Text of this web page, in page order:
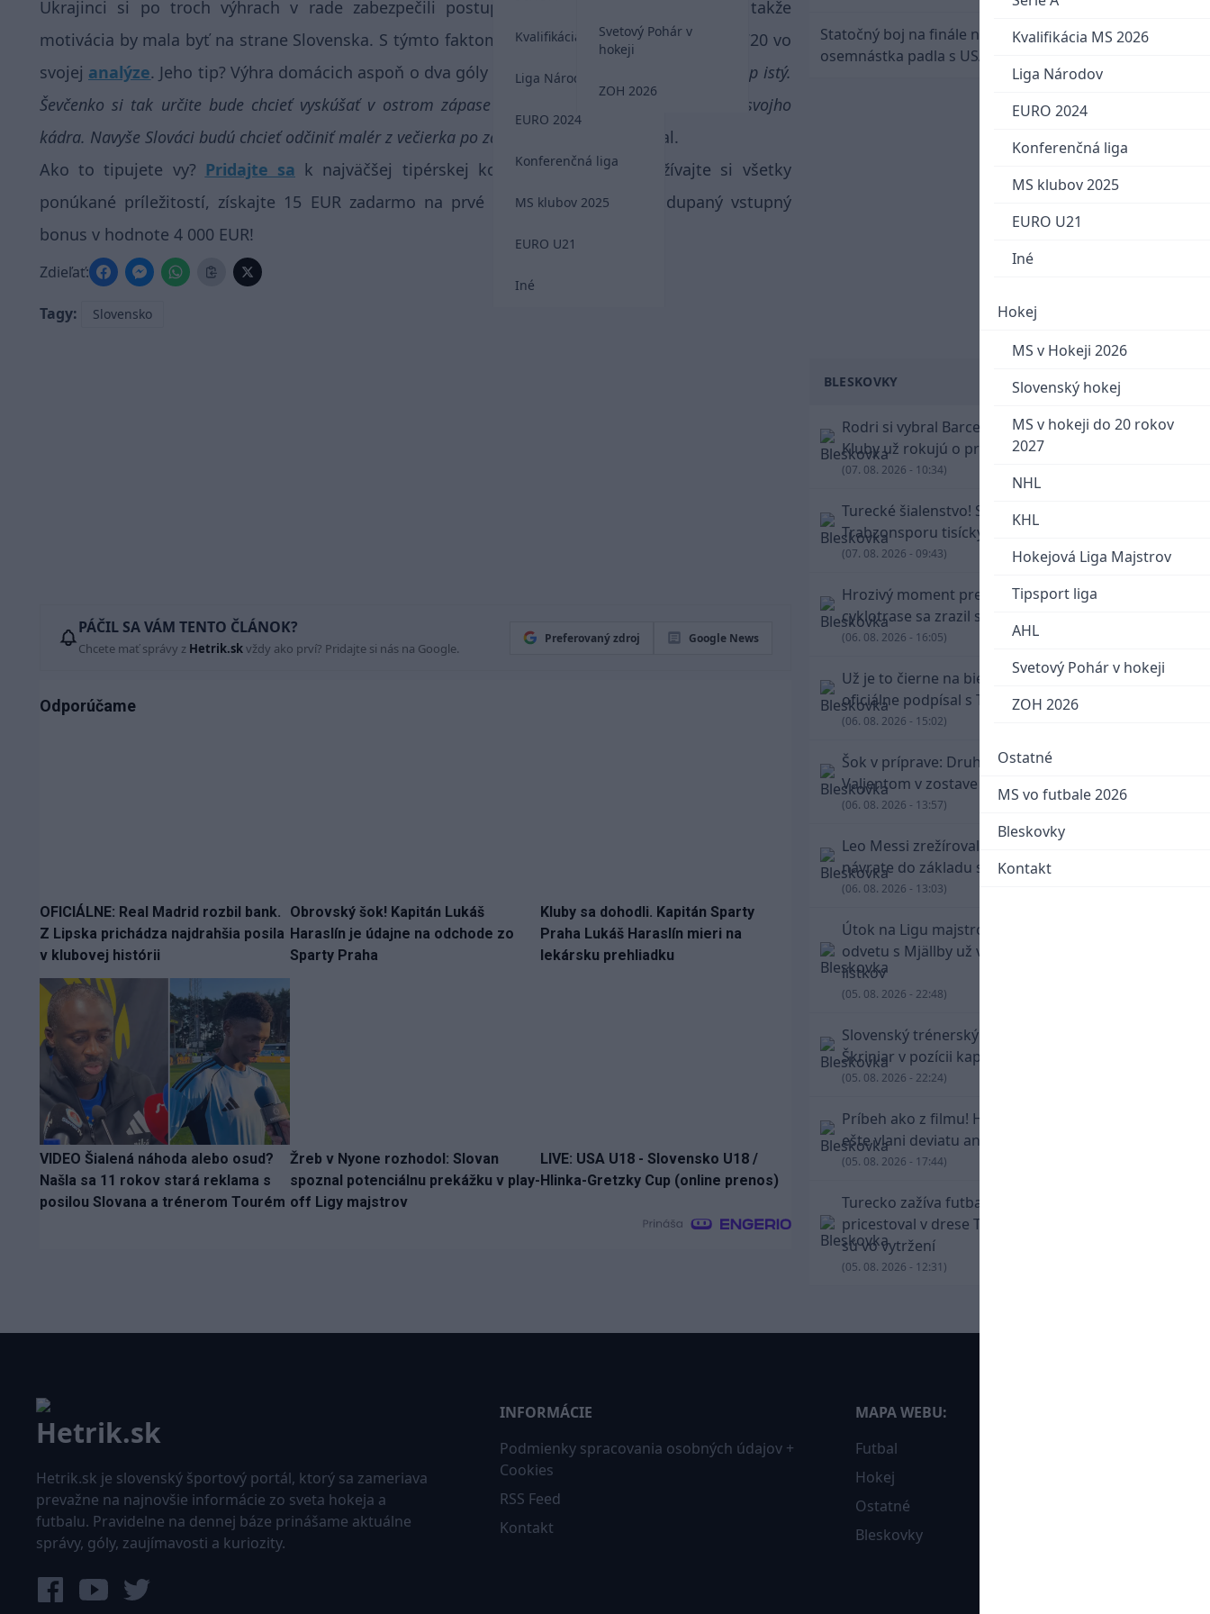
Kvalifikácia MS 2026
Liga Národov
EURO 2024
Konferenčná liga
MS klubov 2025
EURO U21
Iné
Svetový Pohár v
hokeji
ZOH 2026
Kvalifikácia MS 2026
Liga Národov
EURO 2024
Konferenčná liga
MS klubov 2025
EURO U21
Iné
Hokej
MS v Hokeji 2026
Slovenský hokej
MS v hokeji do 20 rokov
2027
NHL
KHL
Hokejová Liga Majstrov
Tipsport liga
AHL
Svetový Pohár v hokeji
ZOH 2026
Ostatné
MS vo futbale 2026
Bleskovky
Kontakt
Ukrajinci si po troch výhrach v rade zabezpečili postup do ďalšej fázy novej súťaže, takže
motivácia by mala byť na strane Slovenska. S týmto faktom kalkuluje aj tipér s nickom 611720 vo
svojej analýze. Jeho tip? Výhra domácich aspoň o dva góly v kurze 4,94!
„Ukrajinci majú postup istý.
Ševčenko si tak určite bude chcieť vyskúšať v ostrom zápase ďalších nepreverených hráčov zo svojho
kádra. Navyše Slováci budú chcieť odčiniť malér z večierka po zápase s Českom,“
napísal.
Ako to tipujete vy? Pridajte sa k najväčšej tipérskej komunite ešte dnes, užívajte si všetky
ponúkané príležitostí, získajte 15 EUR zadarmo na prvé stávky a zhrabnite nadupaný vstupný
bonus v hodnote 4 000 EUR!
Zdieľať:
Tagy: Slovensko
PÁČIL SA VÁM TENTO ČLÁNOK?
Chcete mať správy z Hetrik.skvždy ako prví? Pridajte si nás na Google.
Preferovaný zdroj Google News
Odporúčame
OFICIÁLNE: Real Madrid rozbil bank.
Z Lipska prichádza najdrahšia posila
v klubovej histórii
Obrovský šok! Kapitán Lukáš
Haraslín je údajne na odchode zo
Sparty Praha
Kluby sa dohodli. Kapitán Sparty
Praha Lukáš Haraslín mieri na
lekársku prehliadku
VIDEO Šialená náhoda alebo osud?
Našla sa 11 rokov stará reklama s
posilou Slovana a trénerom Tourém
Žreb v Nyone rozhodol: Slovan
spoznal potenciálnu prekážku v play-
off Ligy majstrov
LIVE: USA U18 - Slovensko U18 /
Hlinka-Gretzky Cup (online prenos)
Statočný boj na finále nestačil: Slovenská
osemnástka padla s USA a zabojuje o bronz
BLESKOVKY
Rodri si vybral Barcelonu a odmietol Real.
Kluby už rokujú o prestupovej čiastke
(07. 08. 2026 - 10:34)
Turecké šialenstvo! Salaha vítali na štadióne
Trabzonsporu tisícky fanúšikov
(07. 08. 2026 - 09:43)
Hrozivý moment pre Zdena Cháru! Na
cyklotrase sa zrazil s bežcom
(06. 08. 2026 - 16:05)
Už je to čierne na bielom: Mohamed Salah
oficiálne podpísal s Trabzonsporom
(06. 08. 2026 - 15:02)
Šok v príprave: Druholigová Mallorca s
Valjentom v zostave zdolala PSG
(06. 08. 2026 - 13:57)
Leo Messi zrežíroval obrat Interu Miami, pri
návrate do základu strelil dva góly
(06. 08. 2026 - 13:03)
Útok na Ligu majstrov láka! Slovan hlási na
odvetu s Mjällby už viac ako 13-tisíc predaných
lístkov
(05. 08. 2026 - 22:48)
Slovenský trénerský súboj pre Borbélyho,
Škriniar v pozícii kapitána potiahol Fenerbahce
(05. 08. 2026 - 22:24)
Príbeh ako z filmu! Hrdina Slovana Kianga hral
ešte vlani deviatu anglickú ligu
(05. 08. 2026 - 17:44)
Turecko zažíva futbalové šialenstvo! Salah
pricestoval v drese Trabzonsporu, fanúšikovia
sú vo vytržení
(05. 08. 2026 - 12:31)
Hetrik.sk je slovenský športový portál, ktorý sa zameriava
prevažne na najnovšie informácie zo sveta hokeja a
futbalu. Pravidelne na dennej báze prinášame aktuálne
správy, góly, zaujímavosti a kuriozity.
INFORMÁCIE
Podmienky spracovania osobných údajov +
Cookies
RSS Feed
Kontakt
MAPA WEBU:
Futbal
Hokej
Ostatné
Bleskovky